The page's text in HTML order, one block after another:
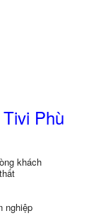
Phù
khách
nghiệp